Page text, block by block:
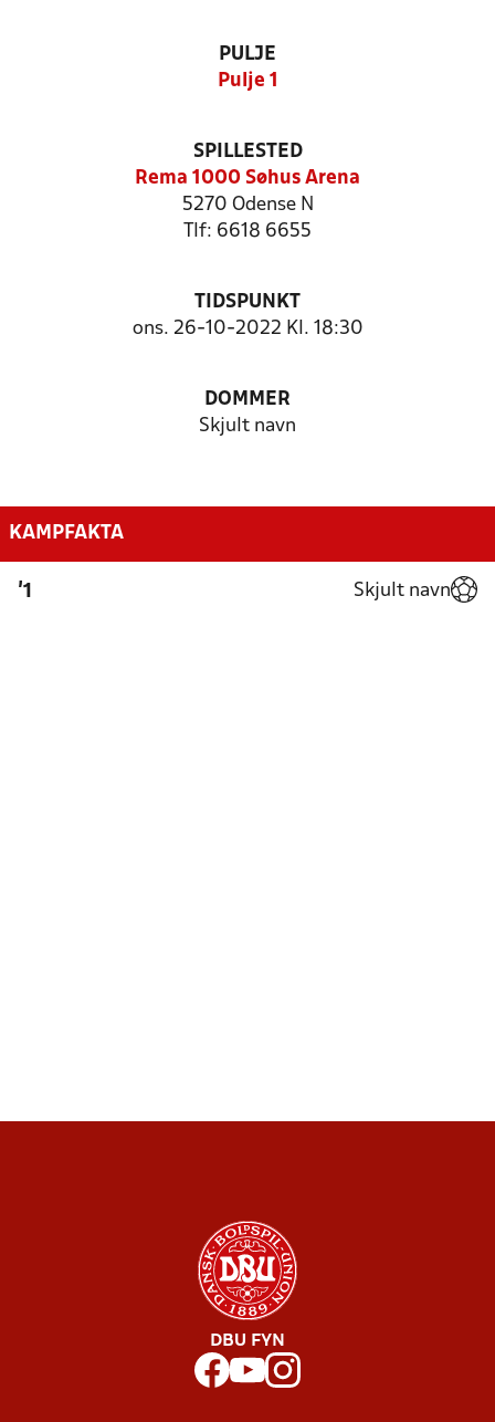
PULJE
Pulje 1
SPILLESTED
Rema 1000 Søhus Arena
5270 Odense N
Tlf: 6618 6655
TIDSPUNKT
ons. 26-10-2022 Kl. 18:30
DOMMER
Skjult navn
KAMPFAKTA
'1 Skjult navn
DBU FYN